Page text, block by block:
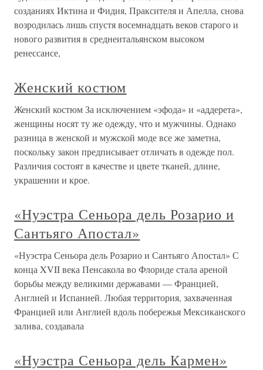
созданиях Иктина и Фидия, Праксителя и Апелла, снова
возродилась лишь спустя восемнадцать веков старого и
нового развития в среднеитальянском высоком
ренессансе,
Женский костюм
Женский костюм За исключением «эфода» и «аддерета»,
женщины носят ту же одежду, что и мужчины. Однако
разница в женской и мужской моде все же заметна,
поскольку закон предписывает отличать в одежде пол.
Различия состоят в качестве и цвете тканей, длине,
украшении и крое.
«Нуэстра Сеньора дель Розарио и
Сантьяго Апостал»
«Нуэстра Сеньора дель Розарио и Сантьяго Апостал» С
конца XVII века Пенсакола во Флориде стала ареной
борьбы между великими державами — Францией,
Англией и Испанией. Любая территория, захваченная
Францией или Англией вдоль побережья Мексиканского
залива, создавала
«Нуэстра Сеньора дель Кармен»